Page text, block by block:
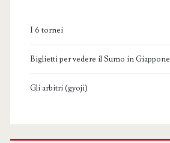
I 6 tornei
Biglietti per vedere il Sumo in Giappone
Gli arbitri (gyoji)